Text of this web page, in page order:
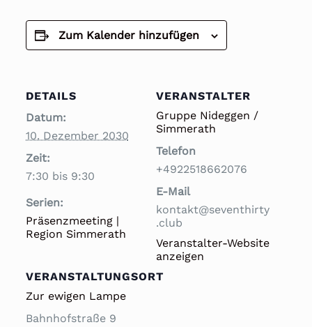
Zum Kalender hinzufügen
DETAILS
Datum:
10. Dezember 2030
Zeit:
7:30 bis 9:30
Serien:
Präsenzmeeting |
Region Simmerath
VERANSTALTUNGSORT
Zur ewigen Lampe
Bahnhofstraße 9
VERANSTALTER
Gruppe Nideggen /
Simmerath
Telefon
+4922518662076
E-Mail
kontakt@seventhirty
.club
Veranstalter-Website
anzeigen